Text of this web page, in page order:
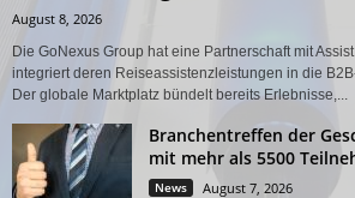
August 8, 2026
Die GoNexus Group hat eine Partnerschaft mit
integriert deren Reiseassistenzleistungen in die
Der globale Marktplatz bündelt bereits Erlebnisse,...
Branchentreffen der
mit mehr als 5500
News August 7, 2026